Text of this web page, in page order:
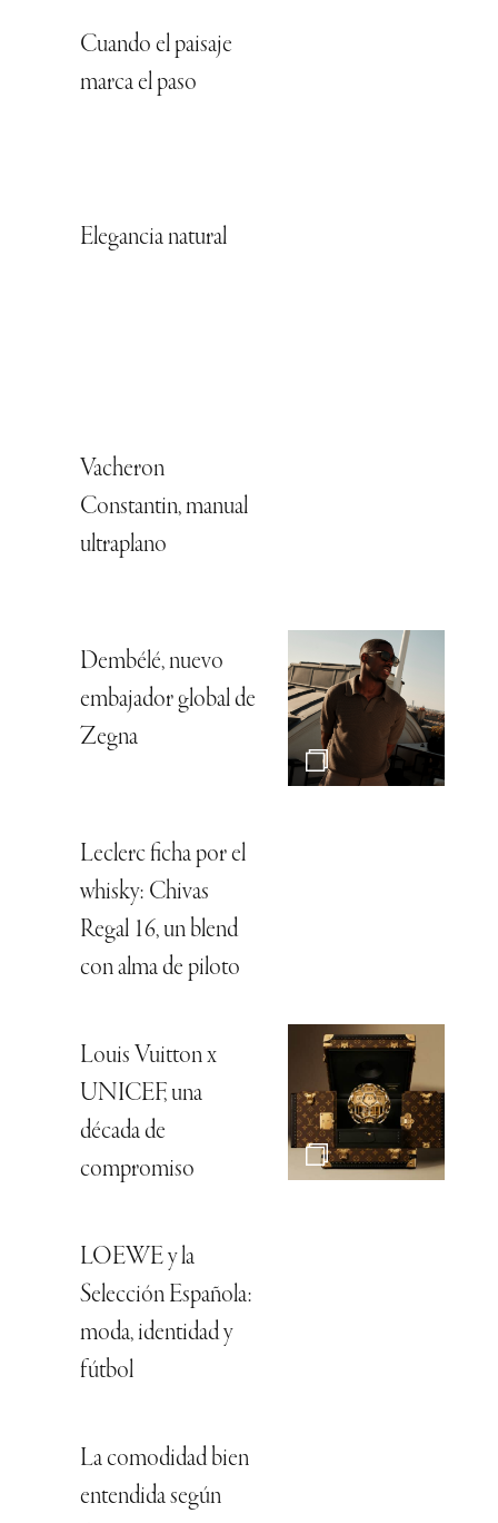
Cuando el paisaje
marca el paso
Elegancia natural
Vacheron
Constantin, manual
ultraplano
Dembélé, nuevo
embajador global de
Zegna
Leclerc ficha por el
whisky: Chivas
Regal 16, un blend
con alma de piloto
Louis Vuitton x
UNICEF, una
década de
compromiso
LOEWE y la
Selección Española:
moda, identidad y
fútbol
La comodidad bien
entendida según